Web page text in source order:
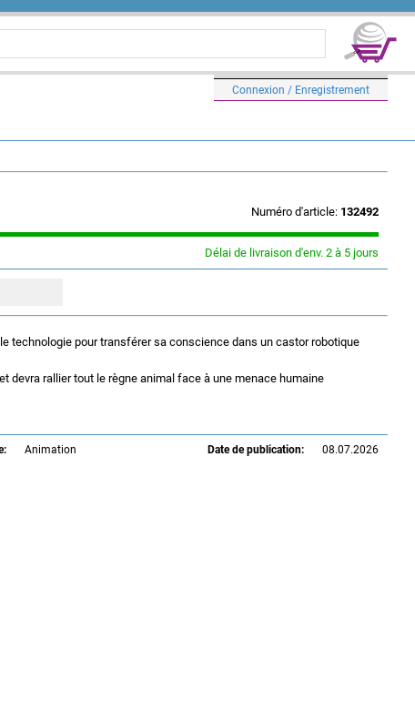
Connexion / Enregistrement
Numéro d'article: 132492
Délai de livraison d'env. 2 à 5 jours
technologie pour transférer sa conscience dans un castor robotique
devra rallier tout le règne animal face à une menace humaine
Animation Date de publication: 08.07.2026